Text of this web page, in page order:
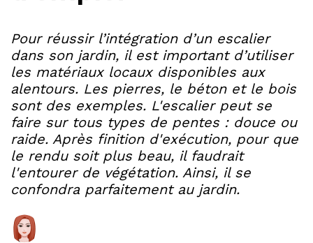
Pour réussir l’intégration d’un escalier
dans son jardin, il est important d’utiliser
les matériaux locaux disponibles aux
alentours. Les pierres, le béton et le bois
sont des exemples. L'escalier peut se
faire sur tous types de pentes : douce ou
raide. Après finition d'exécution, pour que
le rendu soit plus beau, il faudrait
l'entourer de végétation. Ainsi, il se
confondra parfaitement au jardin.